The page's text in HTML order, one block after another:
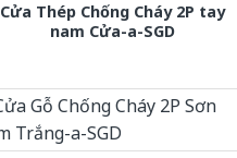
Cửa Thép Chống Cháy 2P tay
nam Cửa-a-SGD